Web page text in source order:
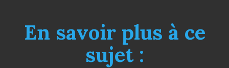
En savoir plus à ce
sujet :